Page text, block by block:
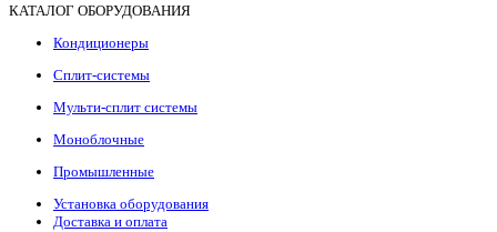
КАТАЛОГ ОБОРУДОВАНИЯ
Кондиционеры
Сплит-системы
Мульти-сплит системы
Моноблочные
Промышленные
Установка оборудования
Доставка и оплата